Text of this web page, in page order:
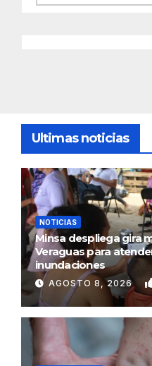
Ultimas noticias
NOTICIAS
Minsa despliega gira
Veraguas para
inundaciones
AGOSTO 8, 2026